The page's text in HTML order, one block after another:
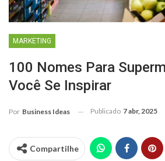
MARKETING
100 Nomes Para
Você Se Inspirar
Por Business Ideas Publicado 7 abr, 2025
Compartilhe